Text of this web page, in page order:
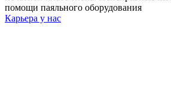
помощи паяльного оборудования
Карьера у нас